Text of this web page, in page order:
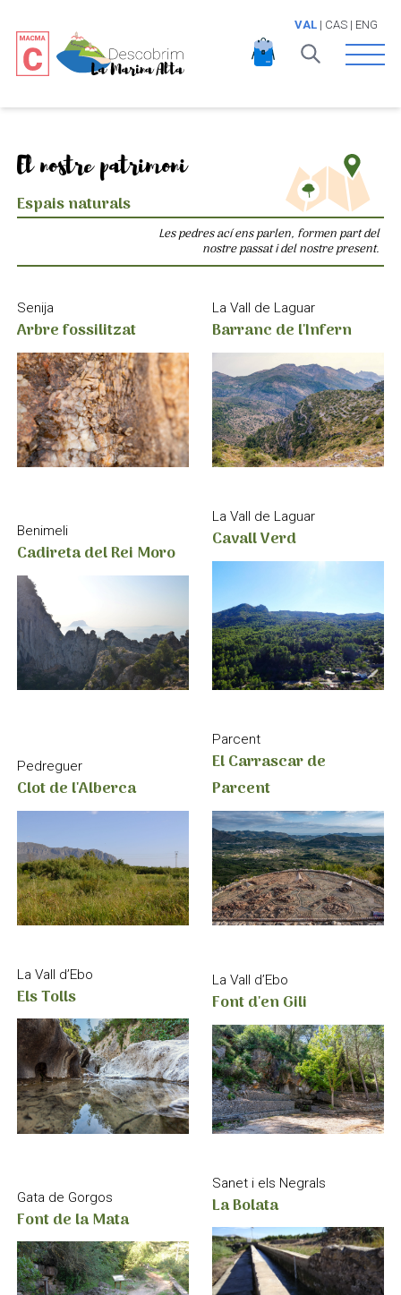
VAL| CAS| ENG
Open
El nostre patrimoni
Espais naturals
Les pedres ací ens parlen, formen part del
nostre passat i del nostre present.
Senija
Arbre fossilitzat
La Vall de Laguar
Barranc de l'Infern
Benimeli
Cadireta del Rei Moro
La Vall de Laguar
Cavall Verd
Pedreguer
Clot de l'Alberca
Parcent
El Carrascar de
Parcent
La Vall d’Ebo
Els Tolls
La Vall d’Ebo
Font d'en Gili
Gata de Gorgos
Font de la Mata
Sanet i els Negrals
La Bolata